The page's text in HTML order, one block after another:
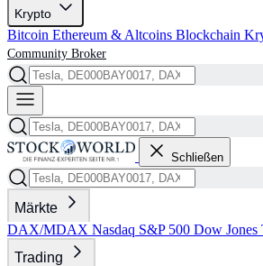
Krypto
Bitcoin Ethereum & Altcoins Blockchain
Community Broker
Schließen
Märkte
DAX/MDAX Nasdaq S&P 500 Dow Jones
Trading